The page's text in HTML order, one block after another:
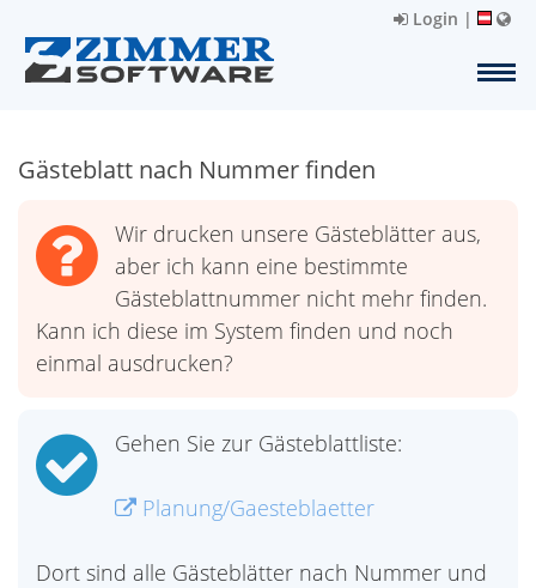
Login |
Gästeblatt nach Nummer finden
Wir drucken unsere Gästeblätter aus,
aber ich kann eine bestimmte
Gästeblattnummer nicht mehr finden.
Kann ich diese im System finden und noch
einmal ausdrucken?
Gehen Sie zur Gästeblattliste:
Planung/Gaesteblaetter
Dort sind alle Gästeblätter nach Nummer und